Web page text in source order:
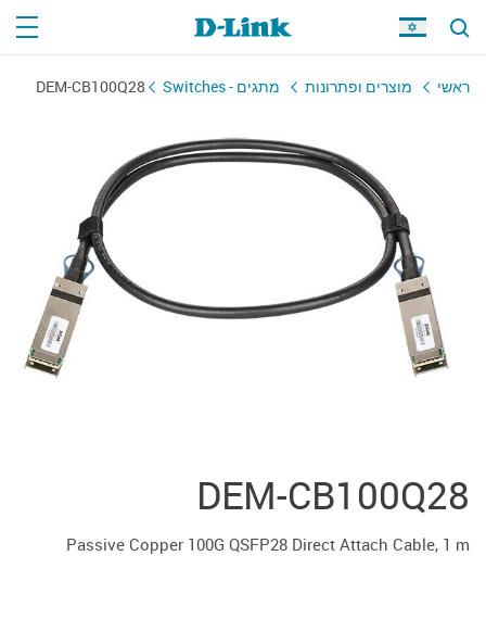
ראשי מוצרים ופתרונות מתגים - Switches DEM-CB100Q28
DEM-CB100Q28
Passive Copper 100G QSFP28 Direct Attach Cable, 1 m